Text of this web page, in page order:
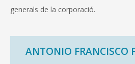
generals de la corporació.
ANTONIO FRANCISCO